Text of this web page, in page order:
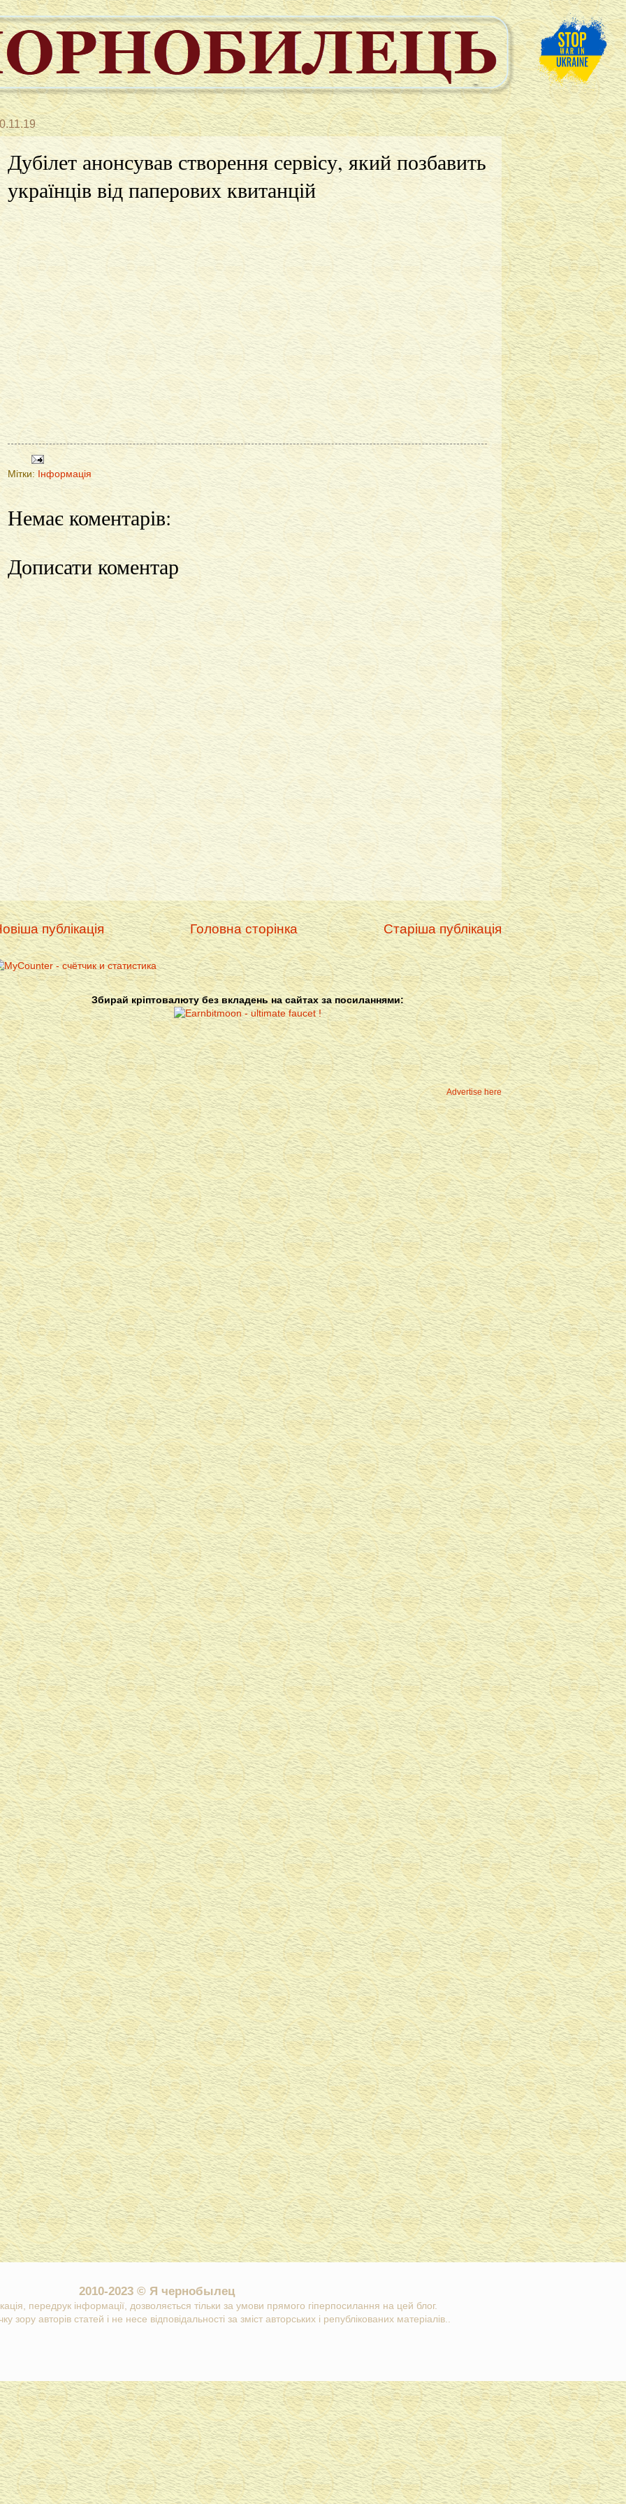
Дубілет анонсував створення сервісу, який позбавить
українців від паперових квитанцій
Мітки: Інформація
Немає коментарів:
Дописати коментар
публікація Старіша публікація
Головна сторінка
Збирай кріптовалюту без вкладень на сайтах за посиланнями:
Advertise here
2010-2023 © Я чернобылец
передрук інформації, дозволяється тільки за умови прямого гіперпосилання на цей блог.
зору авторів статей і не несе відповідальності за зміст авторських і републікованих матеріалів..